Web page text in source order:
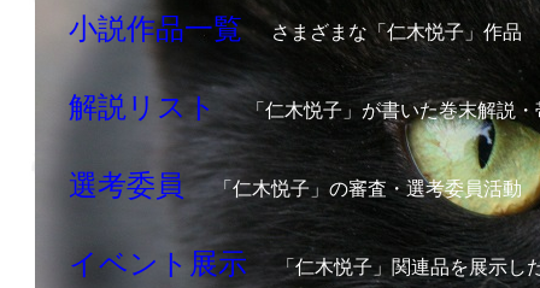
小説作品一覧 さまざまな「仁木悦子」作品
解説リスト 「仁木悦子」が書いた巻末解説
選考委員 「仁木悦子」の審査・選考委員活動
イベント展示 「仁木悦子」関連品を展示し